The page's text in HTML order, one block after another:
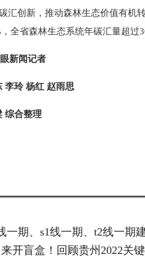
汇创新，推动森林生态价值有机
全省森林生态系统年碳汇量超
新闻记者
李玲 杨红 赵雨思
综合整理
一期、s1线一期、t2线一期
开盲盒！回顾贵州2022关